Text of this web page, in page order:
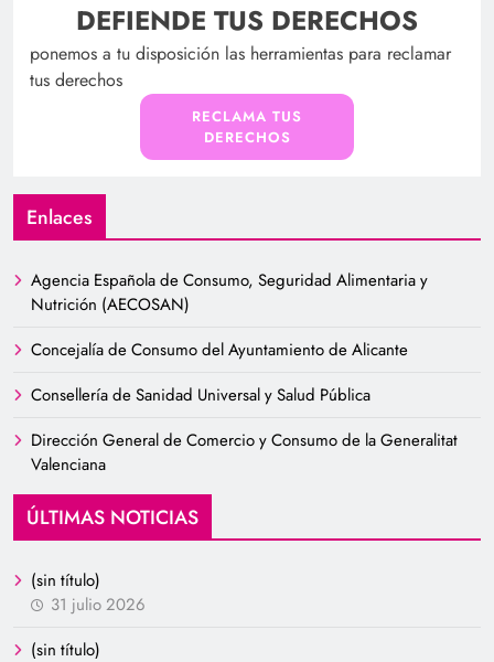
DEFIENDE TUS DERECHOS
ponemos a tu disposición las herramientas para reclamar
tus derechos
RECLAMA TUS
DERECHOS
Enlaces
Agencia Española de Consumo, Seguridad Alimentaria y
Nutrición (AECOSAN)
Concejalía de Consumo del Ayuntamiento de Alicante
Consellería de Sanidad Universal y Salud Pública
Dirección General de Comercio y Consumo de la Generalitat
Valenciana
ÚLTIMAS NOTICIAS
(sin título)
31 julio 2026
(sin título)